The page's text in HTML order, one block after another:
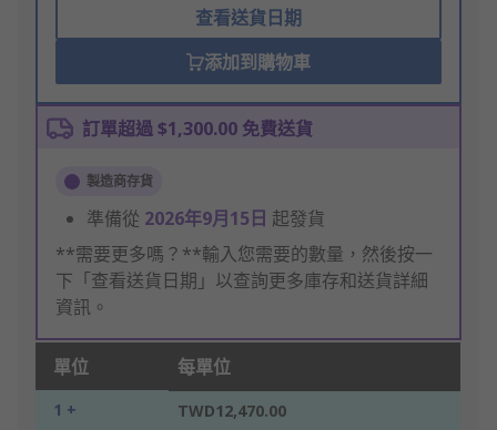
查看送貨日期
添加到購物車
訂單超過 $1,300.00 免費送貨
製造商存貨
準備從 2026年9月15日 起發貨
**需要更多嗎？**輸入您需要的數量，然後按一
下「查看送貨日期」以查詢更多庫存和送貨詳細
資訊。
單位 每單位
1 + TWD12,470.00